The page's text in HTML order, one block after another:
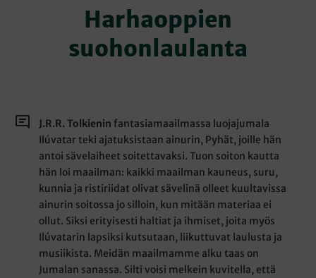
Harhaoppien
suohonlaulanta
J.R.R. Tolkienin fantasiamaailmassa luojajumala
Ilúvatar teki ajatuksistaan ainurin, Pyhät, joille hän
antoi sävelaiheet soitettavaksi. Tuon soiton kautta
hän loi maailman: kaikki maailman kauneus, suru,
kunnia ja ristiriidat olivat sävelinä olleet kuultavissa
ainurin soitossa jo silloin, kun mitään materiaa ei
ollut. Siksi erityisesti haltiat ja ihmiset, joita myös
Ilúvatarin lapsiksi kutsutaan, liikuttuvat laulusta ja
musiikista. Meidän maailmamme alku taas on
Jumalan sanassa. Silti voisi melkein kuvitella, että